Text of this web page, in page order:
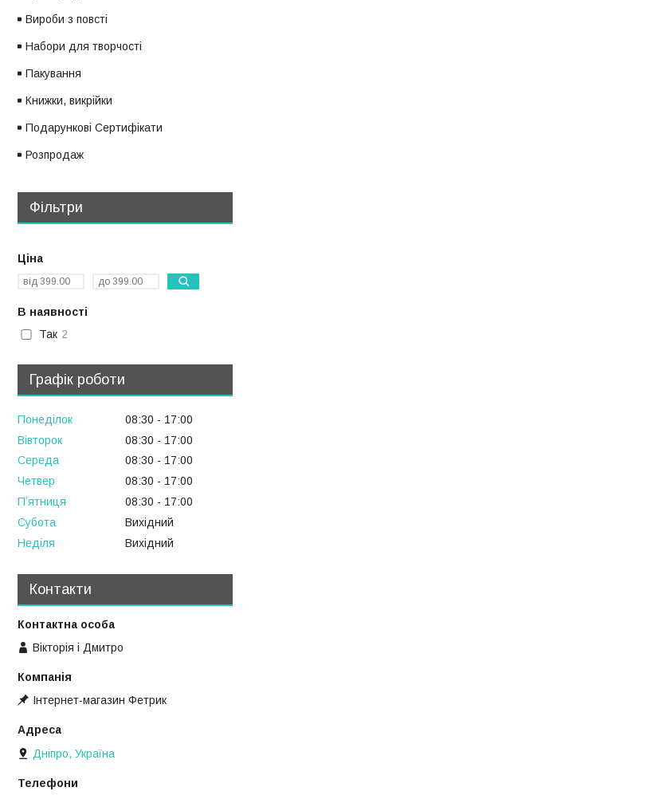
Вироби з повсті
Набори для творчості
Пакування
Книжки, викрійки
Подарункові Сертифікати
Розпродаж
Фільтри
Ціна
В наявності
Так 2
Графік роботи
Понеділок 08:30
17:00
Вівторок
08:30
17:00
Середа
08:30
17:00
Четвер
08:30
17:00
Пʼятниця
08:30
17:00
Субота
Вихідний
Неділя
Вихідний
Контакти
Вікторія і Дмитро
Інтернет-магазин Фетрик
Дніпро, Україна